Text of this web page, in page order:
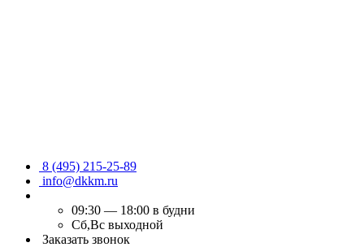
8 (495) 215-25-89
info@dkkm.ru
09:30 — 18:00 в будни
Сб,Вс выходной
Заказать звонок